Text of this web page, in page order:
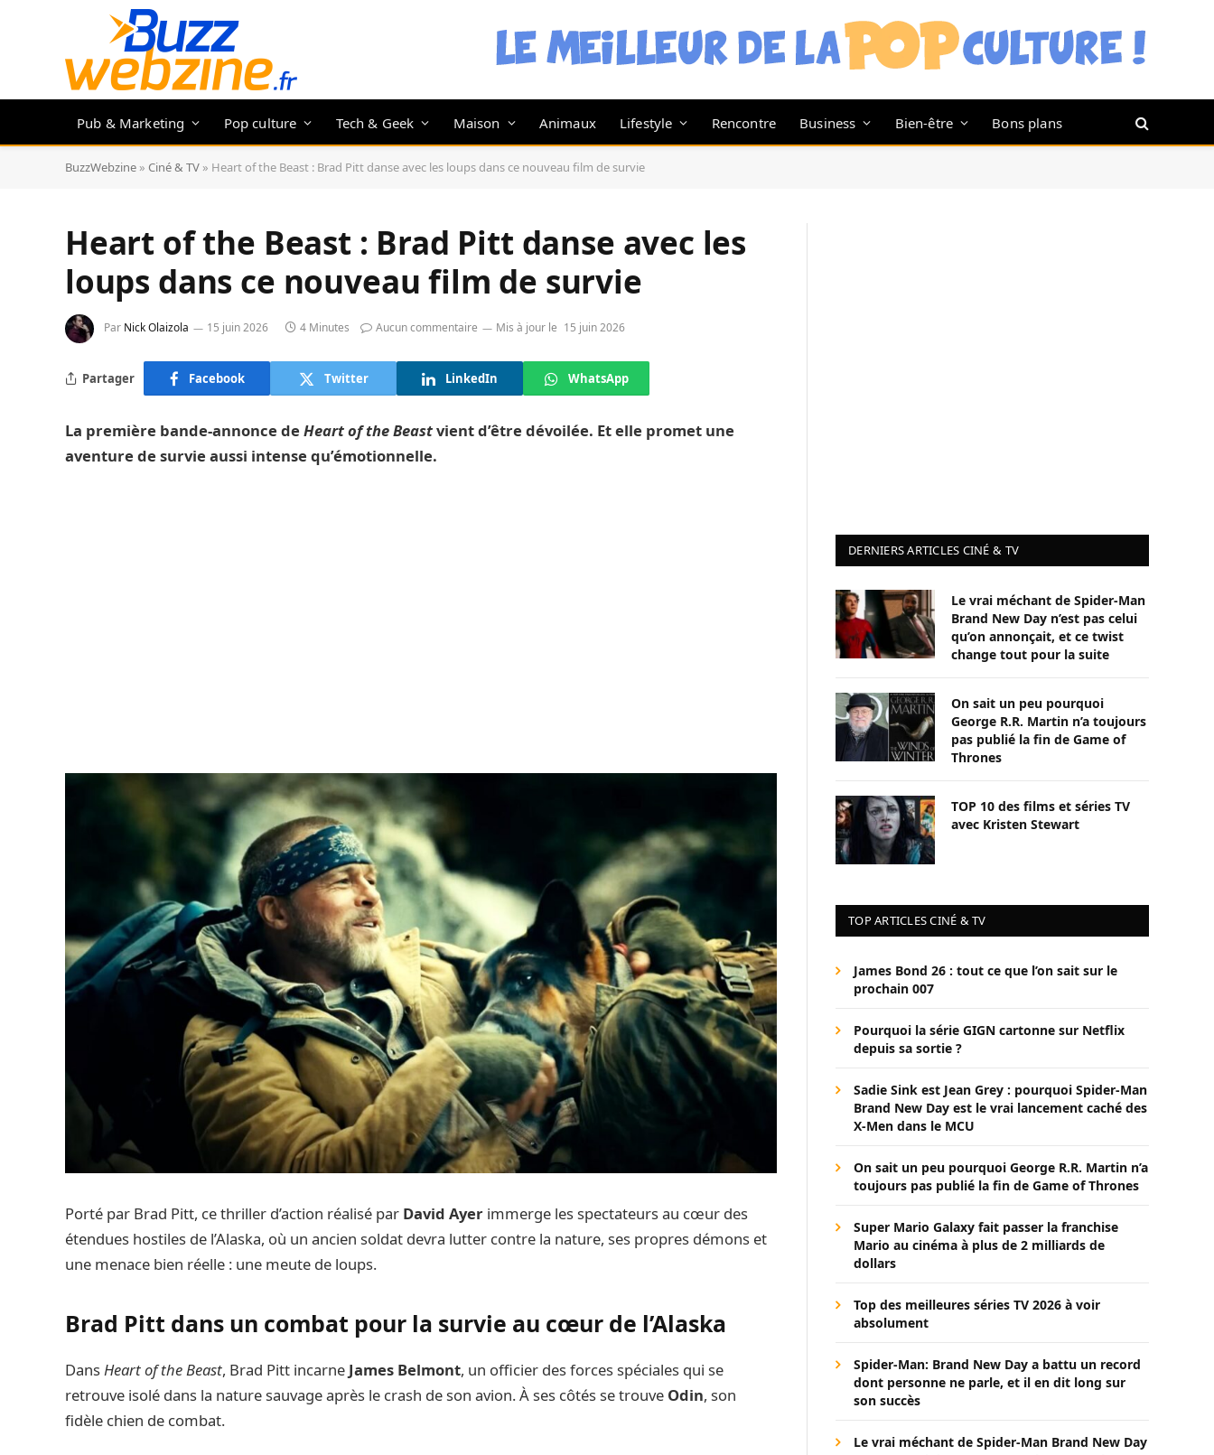
Pub & Marketing Pop culture Tech & Geek Maison Animaux Lifestyle Rencontre Business Bien-être Bons plans
BuzzWebzine » Ciné & TV » Heart of the Beast : Brad Pitt danse avec les loups dans ce nouveau film de survie
Heart of the Beast : Brad Pitt danse avec les
loups dans ce nouveau film de survie
Par Nick Olaizola 15 juin 2026 4 Minutes Aucun commentaire Mis à jour le 15 juin 2026
Partager Facebook Twitter LinkedIn WhatsApp
La première bande-annonce de Heart of the Beastvient d’être dévoilée. Et elle promet une
aventure de survie aussi intense qu’émotionnelle.
Porté par Brad Pitt, ce thriller d’action réalisé par David Ayer immerge les spectateurs au cœur des
étendues hostiles de l’Alaska, où un ancien soldat devra lutter contre la nature, ses propres démons et
une menace bien réelle : une meute de loups.
Brad Pitt dans un combat pour la survie au cœur de l’Alaska
DansHeart of the Beast, Brad Pitt incarne James Belmont, un officier des forces spéciales qui se
retrouve isolé dans la nature sauvage après le crash de son avion. À ses côtés se trouve Odin, son
fidèle chien de combat.
DERNIERS ARTICLES CINÉ & TV
Le vrai méchant de Spider-Man
Brand New Day n’est pas celui
qu’on annonçait, et ce twist
change tout pour la suite
On sait un peu pourquoi
George R.R. Martin n’a toujours
pas publié la fin de Game of
Thrones
TOP 10 des films et séries TV
avec Kristen Stewart
TOP ARTICLES CINÉ & TV
James Bond 26 : tout ce que l’on sait sur le
prochain 007
Pourquoi la série GIGN cartonne sur Netflix
depuis sa sortie ?
Sadie Sink est Jean Grey : pourquoi Spider-Man
Brand New Day est le vrai lancement caché des
X-Men dans le MCU
On sait un peu pourquoi George R.R. Martin n’a
toujours pas publié la fin de Game of Thrones
Super Mario Galaxy fait passer la franchise
Mario au cinéma à plus de 2 milliards de
dollars
Top des meilleures séries TV 2026 à voir
absolument
Spider-Man: Brand New Day a battu un record
dont personne ne parle, et il en dit long sur
son succès
Le vrai méchant de Spider-Man Brand New Day